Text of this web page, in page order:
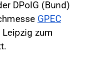
DPolG (Bund)
GPEC
zum